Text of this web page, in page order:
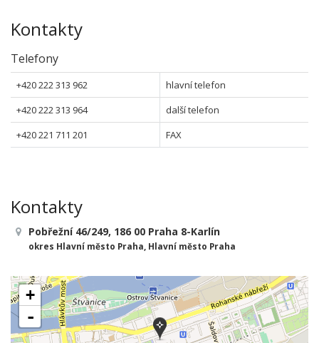
Kontakty
Telefony
+420 222 313 962
hlavní telefon
+420 222 313 964
další telefon
+420 221 711 201
FAX
Kontakty
Pobřežní 46/249, 186 00 Praha 8-Karlín
okres Hlavní město Praha, Hlavní město Praha
+
-